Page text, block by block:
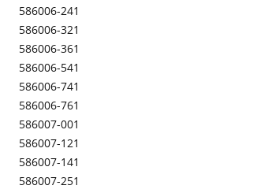
586006-241
586006-321
586006-361
586006-541
586006-741
586006-761
586007-001
586007-121
586007-141
586007-251